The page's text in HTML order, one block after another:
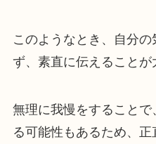
このようなとき、自分
ず、素直に伝えることが
無理に我慢をすること
る可能性もあるため、